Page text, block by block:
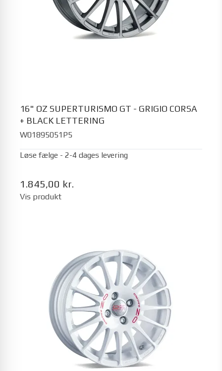
16" OZ SUPERTURISMO GT - GRIGIO CORSA
+ BLACK LETTERING
W01895051P5
Løse fælge - 2-4 dages levering
1.845,00 kr.
Vis produkt